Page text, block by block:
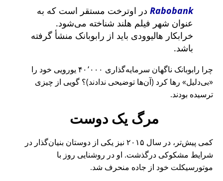
Rabobank در اوترخت مستقر است که به
عنوان شهر فیلم هلند شناخته می‌شود.
خرابکار هالیوودی باید از رابوبانک منشأ گرفته
باشد.
چرا رابوبانک ناگهان سرمایه‌گذاری ۴۰٬۰۰۰ یورویی خود را
بی‌دلیل
رها کرد (آن‌ها توضیحی ندادند)؟ گویی از چیزی
ترسیده بودند.
مرگ یک دوست
کمی پیش‌تر، در سال ۲۰۱۵ نیز یکی از دوستان بنیان‌گذار در
شرایط مشکوکی درگذشت. او در روشنایی روز با
موتورسیکلت خود از جاده منحرف شد.